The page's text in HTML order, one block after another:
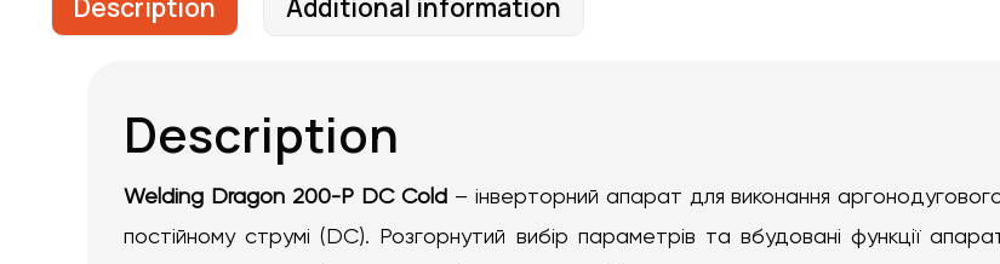
Description Additional information
Description
Welding Dragon 200-P DC Cold – інверторний апарат для виконання
постійному струмі (DC). Розгорнутий вибір параметрів та вбудовані функції